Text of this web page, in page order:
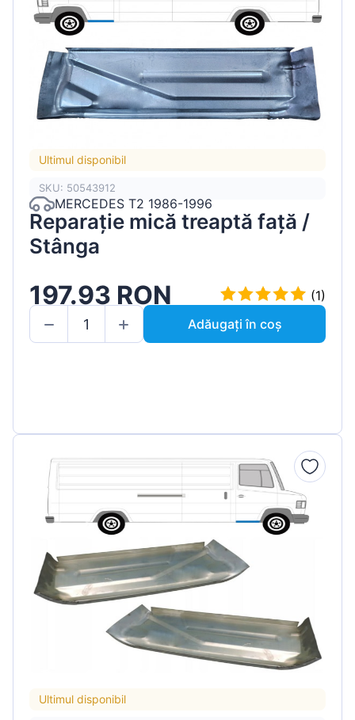
Ultimul disponibil
SKU: 50543912
MERCEDES T2 1986-1996
Reparație mică treaptă față /
Stânga
197.93 RON
(1)
Adăugați în coș
Ultimul disponibil